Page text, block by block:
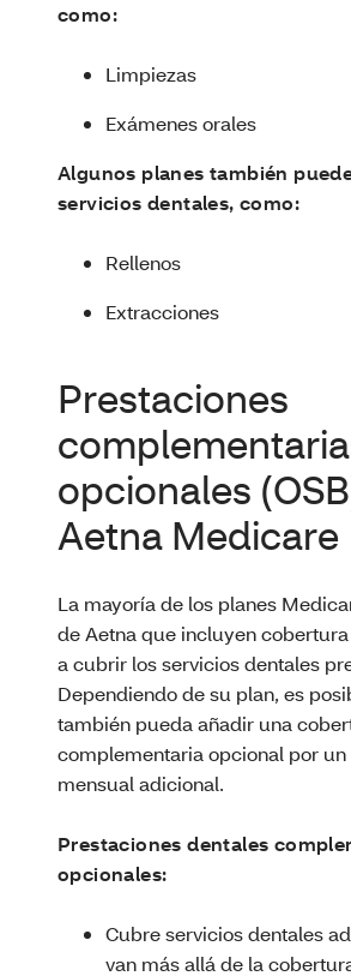
como:
Limpiezas
Exámenes orales
Algunos planes también
servicios dentales, como:
Rellenos
Extracciones
Prestaciones
opcionales
Aetna Medicare
La mayoría de los planes
de Aetna que incluyen
a cubrir los servicios dentales
Dependiendo de su plan, es
también pueda añadir una
complementaria opcional por un
mensual adicional.
Prestaciones dentales
opcionales:
Cubre servicios dentales
van más allá de la